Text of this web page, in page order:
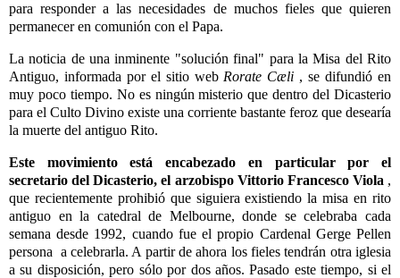
para responder a las necesidades de muchos fieles que quieren
permanecer en comunión con el Papa.
La noticia de una inminente "solución final" para la Misa del Rito
Antiguo, informada por el sitio web Rorate Cæli , se difundió en
muy poco tiempo. No es ningún misterio que dentro del Dicasterio
para el Culto Divino existe una corriente bastante feroz que desearía
la muerte del antiguo Rito.
Este movimiento está encabezado en particular por el
secretario del Dicasterio, el arzobispo Vittorio Francesco Viola ,
que recientemente prohibió que siguiera existiendo la misa en rito
antiguo en la catedral de Melbourne, donde se celebraba cada
semana desde 1992, cuando fue el propio Cardenal Gerge Pellen
persona a celebrarla. A partir de ahora los fieles tendrán otra iglesia
a su disposición, pero sólo por dos años. Pasado este tiempo, si el